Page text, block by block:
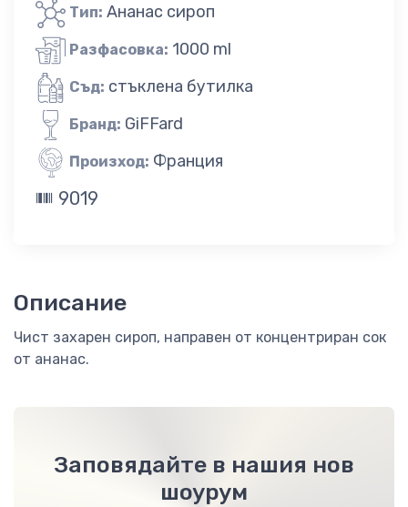
Тип: Ананас сироп
Разфасовка: 1000 ml
Съд: стъклена бутилка
Бранд: GiFFard
Произход: Франция
9019
Описание
Чист захарен сироп, направен от концентриран сок
от ананас.
Заповядайте в нашия нов
шоурум